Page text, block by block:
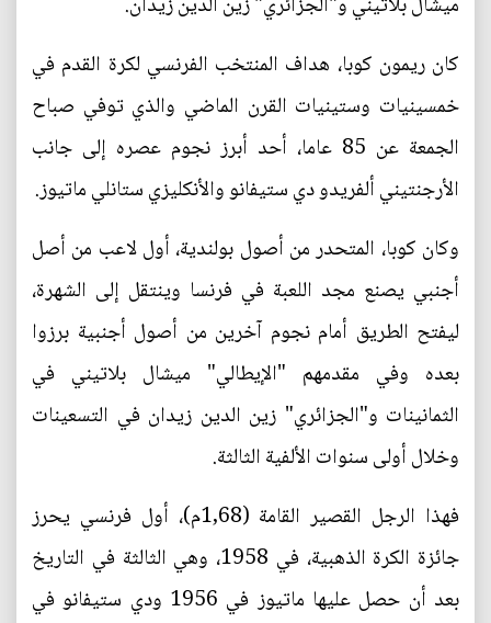
كان ريمون كوبا، هداف المنتخب الفرنسي لكرة القدم في
خمسينيات وستينيات القرن الماضي والذي توفي صباح
الجمعة عن 85 عاما، أحد أبرز نجوم عصره إلى جانب
الأرجنتيني ألفريدو دي ستيفانو والأنكليزي ستانلي ماتيوز.
وكان كوبا، المتحدر من أصول بولندية، أول لاعب من أصل
أجنبي يصنع مجد اللعبة في فرنسا وينتقل إلى الشهرة،
ليفتح الطريق أمام نجوم آخرين من أصول أجنبية برزوا
بعده وفي مقدمهم "الإيطالي" ميشال بلاتيني في
الثمانينات و"الجزائري" زين الدين زيدان في التسعينات
وخلال أولى سنوات الألفية الثالثة.
فهذا الرجل القصير القامة (1,68م)، أول فرنسي يحرز
جائزة الكرة الذهبية، في 1958، وهي الثالثة في التاريخ
بعد أن حصل عليها ماتيوز في 1956 ودي ستيفانو في